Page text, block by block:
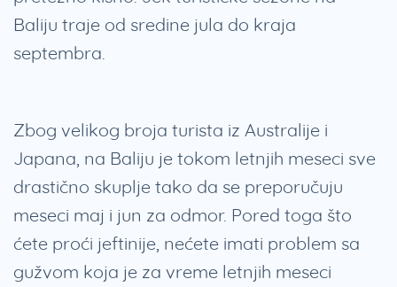
Baliju traje od sredine jula do kraja
septembra.
Zbog velikog broja turista iz Australije i
Japana, na Baliju je tokom letnjih meseci sve
drastično skuplje tako da se preporučuju
meseci maj i jun za odmor. Pored toga što
ćete proći jeftinije, nećete imati problem sa
gužvom koja je za vreme letnjih meseci